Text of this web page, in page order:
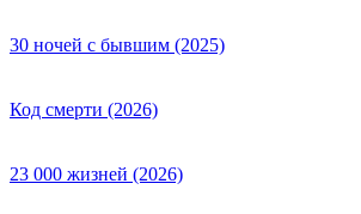
30 ночей с бывшим (2025)
Код смерти (2026)
23 000 жизней (2026)